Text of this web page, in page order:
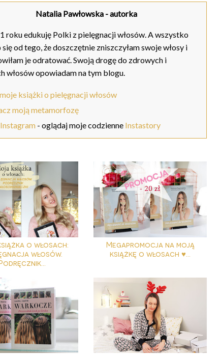
Natalia Pawłowska- autorka
roku edukuję Polki z pielęgnacji włosów. A wszystko
się od tego, że doszczętnie zniszczyłam swoje włosy i
je odratować. Swoją drogę do zdrowych i
włosów opowiadam na tym blogu.
książki o pielęgnacji włosów
moją metamorfozę
- oglądaj moje codzienne Instastory
o włosach:
włosów.
Megapromocja na moją
książkę o włosach ♥...